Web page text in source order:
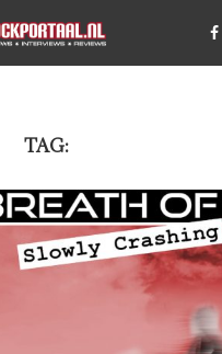
TAG: